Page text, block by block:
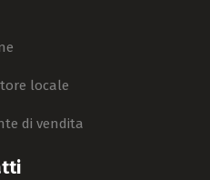
locale
di vendita